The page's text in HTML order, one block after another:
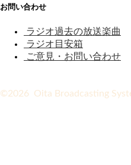
お問い合わせ
ラジオ過去の放送楽曲
ラジオ目安箱
ご意見・お問い合わせ
©2026 Oita Broadcasting